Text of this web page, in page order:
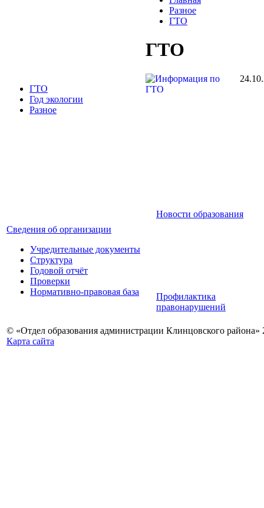
ГТО
Год экологии
Разное
Разное
ГТО
ГТО
Сведения об организации
Учредительные документы
Структура
Годовой отчёт
Проверки
Нормативно-правовая база
Новости образования
Профилактика
правонарушений
© «Отдел образования администрации Клинцовского района»
Карта сайта